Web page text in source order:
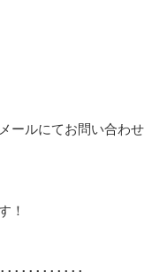
ールにてお問い合わせ
！
･･･････････